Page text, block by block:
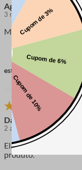
Agamenon B.
3 meses atrás
Minhas clientes
esta avaliação foi útil?
Danilo
2 anos atrás
Elastico da marca São
produto.